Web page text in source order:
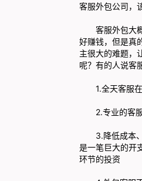
客服外包公司，
客服外包大概
好赚钱，但是真
主很大的难题，
呢？有的人说客
1.全天客服在
2.专业的客服
3.降低成本、
是一笔巨大的开
环节的投资